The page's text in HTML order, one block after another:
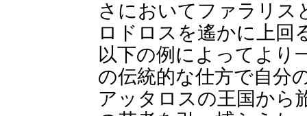
さにおいてファラリス
ロドロスを遙かに上回
以下の例によってより
の伝統的な仕方で自分
アッタロスの王国から